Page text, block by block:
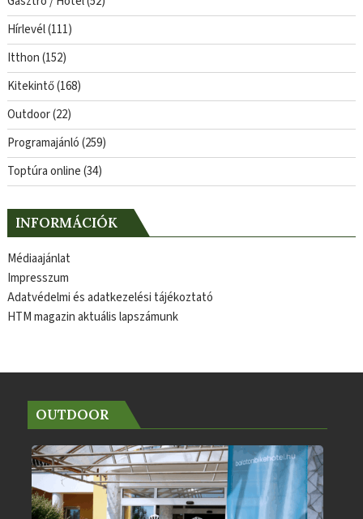
Hírlevél(111)
Itthon(152)
Kitekintő(168)
Outdoor(22)
Programajánló(259)
Toptúra online(34)
INFORMÁCIÓK
Médiaajánlat
Impresszum
Adatvédelmi és adatkezelési tájékoztató
HTM magazin aktuális lapszámunk
OUTDOOR